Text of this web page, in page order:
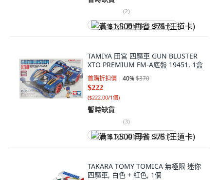
(2)
满 $1,500 再省 $75 (王道卡)
TAMIYA 田宮 四驅車 GUN BLUSTER
XTO PREMIUM FM-A底盤 19451, 1盒
首購折扣價 40%$370
$222
($222.00/1個)
暫時缺貨
(3)
满 $1,500 再省 $75 (王道卡)
TAKARA TOMY TOMICA 無極限 迷你
四驅車, 白色 + 紅色, 1個